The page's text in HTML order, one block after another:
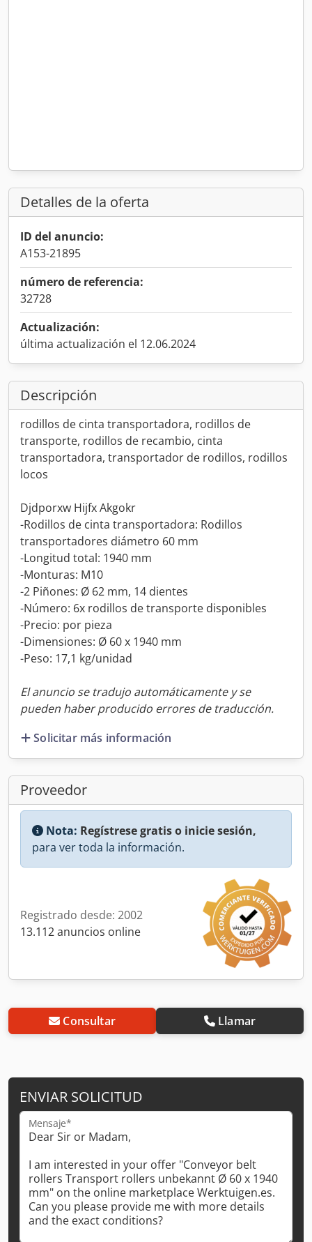
Detalles de la oferta
ID del anuncio:
A153-21895
número de referencia:
32728
Actualización:
última actualización el 12.06.2024
Descripción
rodillos de cinta transportadora, rodillos de
transporte, rodillos de recambio, cinta
transportadora, transportador de rodillos, rodillos
locos
Djdporxw Hijfx Akgokr
-Rodillos de cinta transportadora: Rodillos
transportadores diámetro 60 mm
-Longitud total: 1940 mm
-Monturas: M10
-2 Piñones: Ø 62 mm, 14 dientes
-Número: 6x rodillos de transporte disponibles
-Precio: por pieza
-Dimensiones: Ø 60 x 1940 mm
-Peso: 17,1 kg/unidad
El anuncio se tradujo automáticamente y se
pueden haber producido errores de traducción.
Solicitar más información
Proveedor
Nota: Regístrese gratis o inicie sesión,
para ver toda la información.
Registrado desde: 2002
13.112 anuncios online
Consultar Llamar
ENVIAR SOLICITUD
Mensaje*